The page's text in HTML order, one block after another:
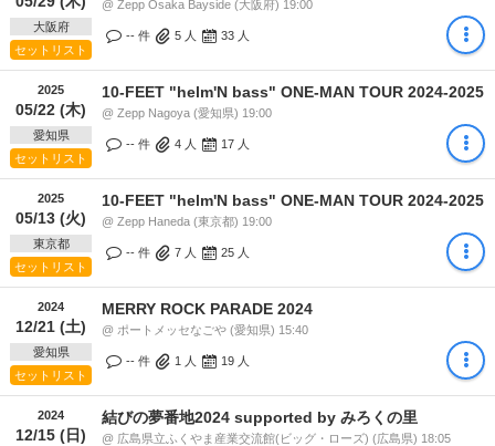
大阪府
セットリスト
@ Zepp Osaka Bayside (大阪府) 19:00
-- 件 5 人 33 人
2025
05/22 (木)
愛知県
セットリスト
10-FEET "helm'N bass" ONE-MAN TOUR 2024-2025
@ Zepp Nagoya (愛知県) 19:00
-- 件 4 人 17 人
2025
05/13 (火)
東京都
セットリスト
10-FEET "helm'N bass" ONE-MAN TOUR 2024-2025
@ Zepp Haneda (東京都) 19:00
-- 件 7 人 25 人
2024
12/21 (土)
愛知県
セットリスト
MERRY ROCK PARADE 2024
@ ポートメッセなごや (愛知県) 15:40
-- 件 1 人 19 人
2024
12/15 (日)
結びの夢番地2024 supported by みろくの里
@ 広島県立ふくやま産業交流館(ビッグ・ローズ) (広島県) 18:05